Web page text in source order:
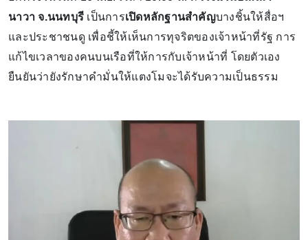
นาวา จ.นนทบุรี เป็นการเปิดหลักฐานสำคัญบางชิ้นให้สื่อฯ
และประชาชนดู เพื่อชี้ให้เห็นการทุจริตของเจ้าหน้าที่รัฐ การ
แก้ไขเวลาของคนบนเรือที่ให้การกับเจ้าหน้าที่ โดยตัวเอง
ยืนยันว่ายังรักษาคำมั่นให้แตงโมจะได้รับความเป็นธรรม